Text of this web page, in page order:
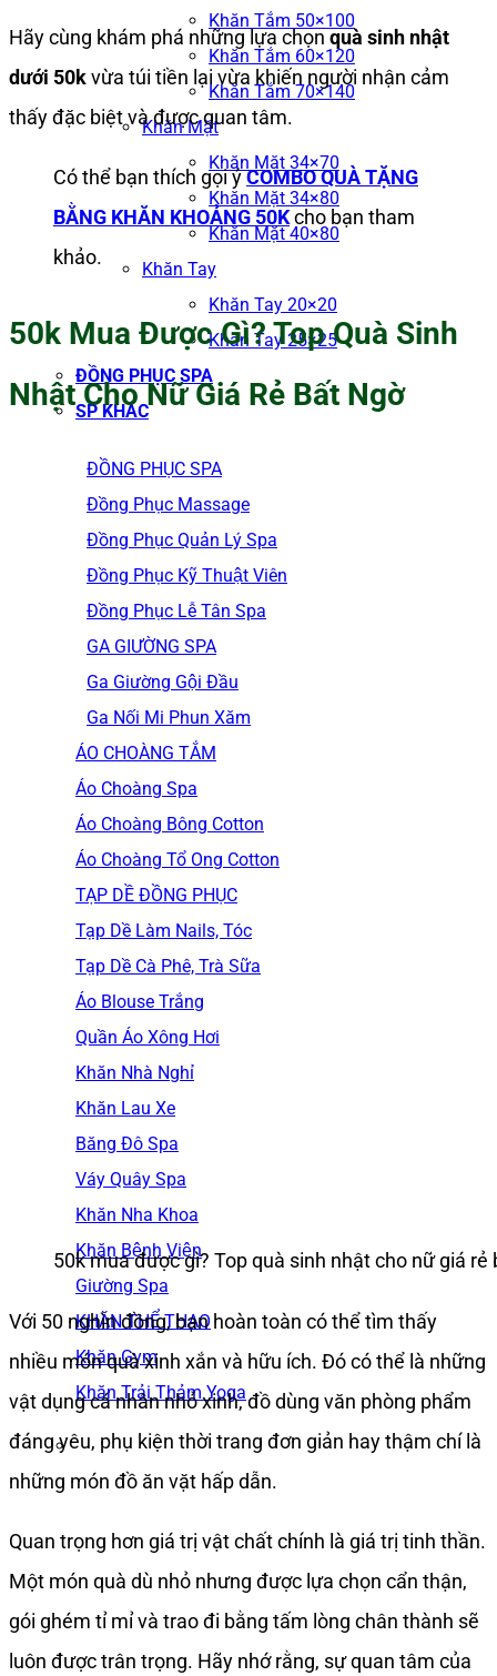
Khăn Tắm 50×100
Khăn Tắm 60×120
Khăn Tắm 70×140
Khăn Mặt
Khăn Mặt 34×70
Khăn Mặt 34×80
Khăn Mặt 40×80
Khăn Tay
Khăn Tay 20×20
Khăn Tay 25×25
ĐỒNG PHỤC SPA
SP KHÁC
ĐỒNG PHỤC SPA
Đồng Phục Massage
Đồng Phục Quản Lý Spa
Đồng Phục Kỹ Thuật Viên
Đồng Phục Lễ Tân Spa
GA GIƯỜNG SPA
Ga Giường Gội Đầu
Ga Nối Mi Phun Xăm
ÁO CHOÀNG TẮM
Áo Choàng Spa
Áo Choàng Bông Cotton
Áo Choàng Tổ Ong Cotton
TẠP DỀ ĐỒNG PHỤC
Tạp Dề Làm Nails, Tóc
Tạp Dề Cà Phê, Trà Sữa
Áo Blouse Trắng
Quần Áo Xông Hơi
Khăn Nhà Nghỉ
Khăn Lau Xe
Băng Đô Spa
Váy Quây Spa
Khăn Nha Khoa
Khăn Bệnh Viện
Giường Spa
KHĂN THỂ THAO
Khăn Gym
Khăn Trải Thảm Yoga
Hãy cùng khám phá những lựa chọn quà sinh nhật
dưới 50kvừa túi tiền lại vừa khiến người nhận cảm
thấy đặc biệt và được quan tâm.
Có thể bạn thích gọi ýCOMBO QUÀ TẶNG
BẰNG KHĂN KHOẢNG 50Kcho bạn tham
khảo.
50k Mua Được Gì? Top Quà Sinh
Nhật Cho Nữ Giá Rẻ Bất Ngờ
50k mua được gì? Top quà sinh nhật cho nữ giá rẻ
Với 50 nghìn đồng, bạn hoàn toàn có thể tìm thấy
nhiều món quà xinh xắn và hữu ích. Đó có thể là những
vật dụng cá nhân nhỏ xinh, đồ dùng văn phòng phẩm
đáng yêu, phụ kiện thời trang đơn giản hay thậm chí là
những món đồ ăn vặt hấp dẫn.
Quan trọng hơn giá trị vật chất chính là giá trị tinh thần.
Một món quà dù nhỏ nhưng được lựa chọn cẩn thận,
gói ghém tỉ mỉ và trao đi bằng tấm lòng chân thành sẽ
luôn được trân trọng. Hãy nhớ rằng, sự quan tâm của